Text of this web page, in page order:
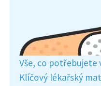
Vše, co potřebujete
Klíčový lékařský